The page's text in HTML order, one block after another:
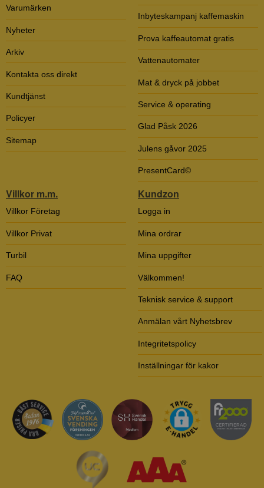
Varumärken
Nyheter
Arkiv
Kontakta oss direkt
Kundtjänst
Policyer
Sitemap
Inbyteskampanj kaffemaskin
Prova kaffeautomat gratis
Vattenautomater
Mat & dryck på jobbet
Service & operating
Glad Påsk 2026
Julens gåvor 2025
PresentCard©
Villkor m.m.
Villkor Företag
Villkor Privat
Turbil
FAQ
Kundzon
Logga in
Mina ordrar
Mina uppgifter
Välkommen!
Teknisk service & support
Anmälan vårt Nyhetsbrev
Integritetspolicy
Inställningar för kakor